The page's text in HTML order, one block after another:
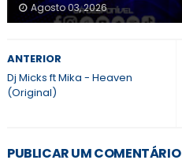
Agosto 03, 2026
ANTERIOR
Dj Micks ft Mika - Heaven
(Original)
PUBLICAR UM COMENTÁRIO